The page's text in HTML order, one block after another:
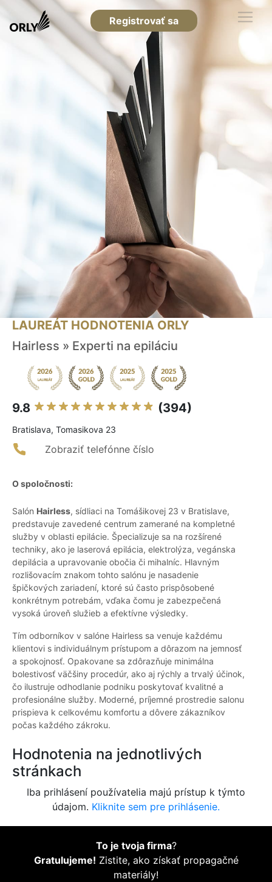
Registrovať sa
LAUREÁT HODNOTENIA ORLY
Hairless » Experti na epiláciu
9.8 (394)
Bratislava, Tomasikova 23
Zobraziť telefónne číslo
O spoločnosti:
Salón Hairless, sídliaci na Tomášikovej 23 v Bratislave,
predstavuje zavedené centrum zamerané na kompletné
služby v oblasti epilácie. Špecializuje sa na rozšírené
techniky, ako je laserová epilácia, elektrolýza, vegánska
depilácia a upravovanie obočia či mihalníc. Hlavným
rozlišovacím znakom tohto salónu je nasadenie
špičkových zariadení, ktoré sú často prispôsobené
konkrétnym potrebám, vďaka čomu je zabezpečená
vysoká úroveň služieb a efektívne výsledky.
Tím odborníkov v salóne Hairless sa venuje každému
klientovi s individuálnym prístupom a dôrazom na jemnosť
a spokojnosť. Opakovane sa zdôrazňuje minimálna
bolestivosť väčšiny procedúr, ako aj rýchly a trvalý účinok,
čo ilustruje odhodlanie podniku poskytovať kvalitné a
profesionálne služby. Moderné, príjemné prostredie salonu
prispieva k celkovému komfortu a dôvere zákazníkov
počas každého zákroku.
Hodnotenia na jednotlivých
stránkach
Iba prihlásení používatelia majú prístup k týmto
údajom. Kliknite sem pre prihlásenie.
To je tvoja firma?
Gratulujeme! Zistite, ako získať propagačné
materiály!